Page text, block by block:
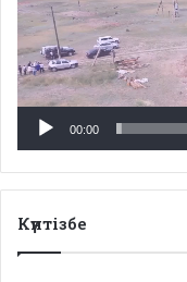
00:00
Күнтізбе